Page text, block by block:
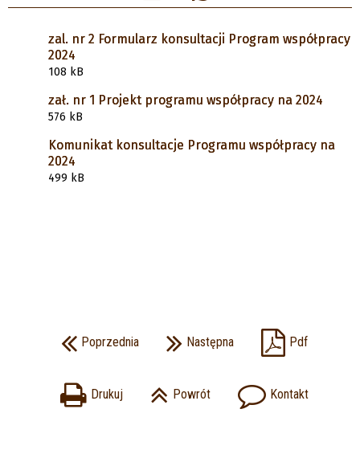
zal. nr 2 Formularz konsultacji Program współpracy
2024
108 kB
zał. nr 1 Projekt programu współpracy na 2024
576 kB
Komunikat konsultacje Programu współpracy na
2024
499 kB
Poprzednia Następna Pdf
Drukuj Powrót Kontakt